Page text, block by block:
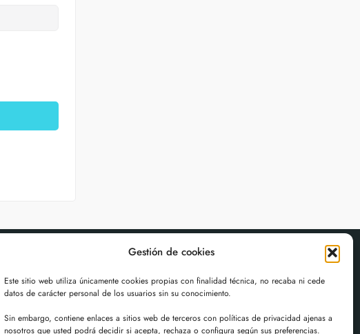
Gestión de cookies
Este sitio web utiliza únicamente cookies propias con finalidad técnica, no recaba ni cede
datos de carácter personal de los usuarios sin su conocimiento.
Sin embargo, contiene enlaces a sitios web de terceros con políticas de privacidad ajenas a
nosotros que usted podrá decidir si acepta, rechaza o configura según sus preferencias.
de contacto